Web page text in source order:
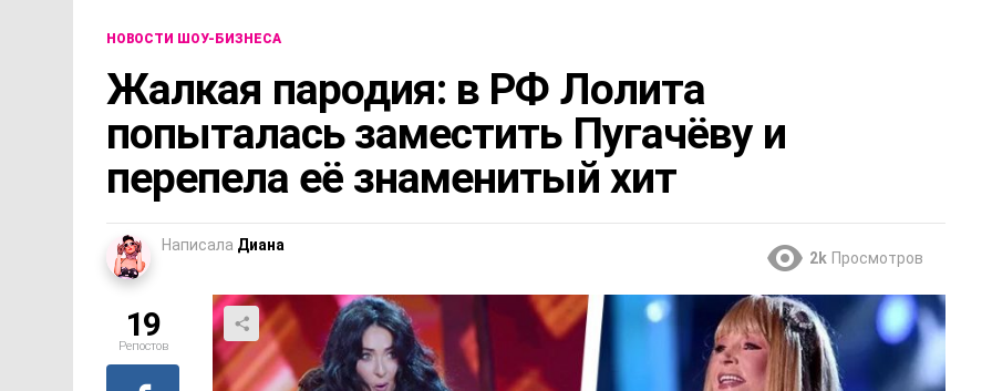
НОВОСТИ ШОУ-БИЗНЕСА
Жалкая пародия: в РФ Лолита
попыталась заместить Пугачёву и
перепела её знаменитый хит
Написала Диана
2k Просмотров
19
Репостов